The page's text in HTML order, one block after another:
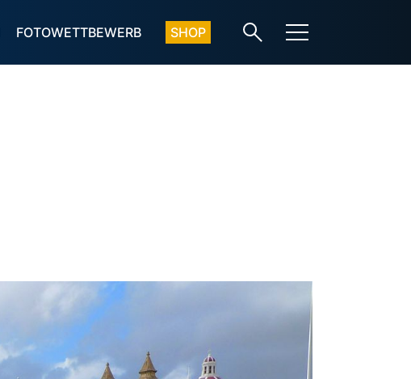
FOTOWETTBEWERB SHOP